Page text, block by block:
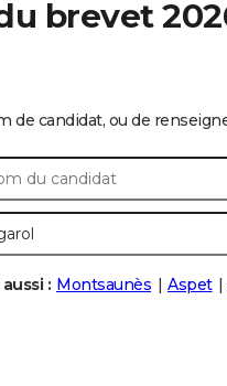
brevet
de candidat, ou de
: Montsaunès Aspet